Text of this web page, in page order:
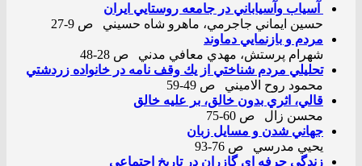
آسياب وآسياباني در جامعه روستايي ايران
حسين ايماني جاجرمي، ماهرو شاه حسيني ص 9-27
مردم و بازنمايي دماوند
شهرام پرستش، مهدي معافي مدني ص 28-48
تحليلي مردم شناختي از يك وقف نامه در خانواده زردشتي
محمود روح الاميني ص 49-59
قالي، اثري بدون خالق، بر عليه خالق
محسن زال ص 60-75
جهاني شدن و مسايل زبان
يحيي مدرسي ص 76-93
زندگي حرفه اي گازران در تاريخ اجتماعي